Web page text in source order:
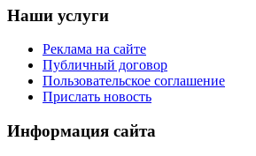
Наши услуги
Реклама на сайте
Публичный договор
Пользовательское соглашение
Прислать новость
Информация сайта